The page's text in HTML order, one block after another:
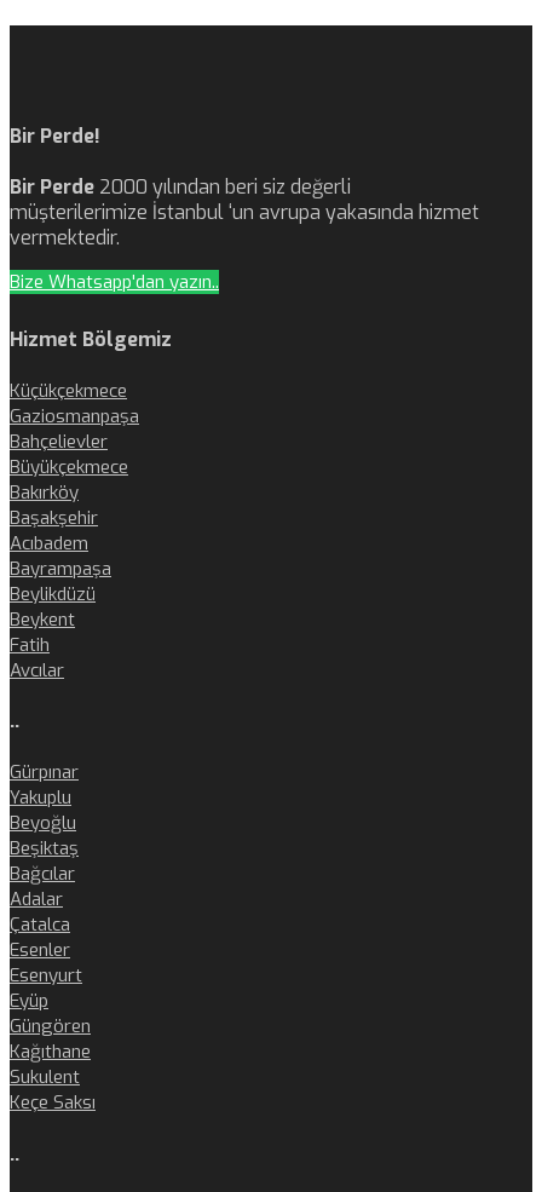
Bir Perde!
Bir Perde 2000 yılından beri siz değerli
müşterilerimize İstanbul ‘un avrupa yakasında hizmet
vermektedir.
Bize Whatsapp'dan yazın..
Hizmet Bölgemiz
Küçükçekmece
Gaziosmanpaşa
Bahçelievler
Büyükçekmece
Bakırköy
Başakşehir
Acıbadem
Bayrampaşa
Beylikdüzü
Beykent
Fatih
Avcılar
..
Gürpınar
Yakuplu
Beyoğlu
Beşiktaş
Bağcılar
Adalar
Çatalca
Esenler
Esenyurt
Eyüp
Güngören
Kağıthane
Sukulent
Keçe Saksı
..